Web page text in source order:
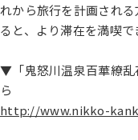
れから旅行を計画され
ると、より滞在を満喫
▼「鬼怒川温泉百華繚乱
ら
http://www.nikko-